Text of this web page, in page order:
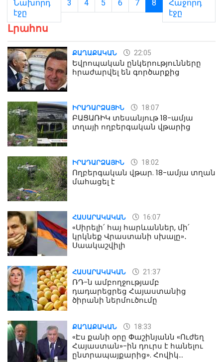
Նախորդ
էջը
3 4 5 6 7 8
Հաջորդ
էջը
Լրահոս
ՔԱՂԱՔԱԿԱՆ 22:05
Եվրոպական ընկերությունները
հրաժարվել են գործարքից
ԻՐԱԴԱՐՁԱՅԻՆ 18:07
ԲԱՑԱՌԻԿ տեսանյութ 18-ամյա
տղայի ողբերգական վթարից
ԻՐԱԴԱՐՁԱՅԻՆ 18:02
Ողբերգական վթար. 18-ամյա տղան
մահացել է
ՀԱՍԱՐԱԿԱԿԱՆ 16:07
«Սիրելի՛ հայ հարևաններ, մի՛
կրկնեք Վրաստանի սխալը»․
Սաակաշվիլի
ՀԱՍԱՐԱԿԱԿԱՆ 21:37
ՌԴ-ն ամբողջությամբ
դադարեցրեց Հայաստանից
ծիրանի ներմուծումը
ՔԱՂԱՔԱԿԱՆ 18:33
«Էս քանի օրը Փաշինյանն «Ուժեղ
Հայաստան»-ին դուրս է հանելու
ընտրապայքարից». Հովիկ